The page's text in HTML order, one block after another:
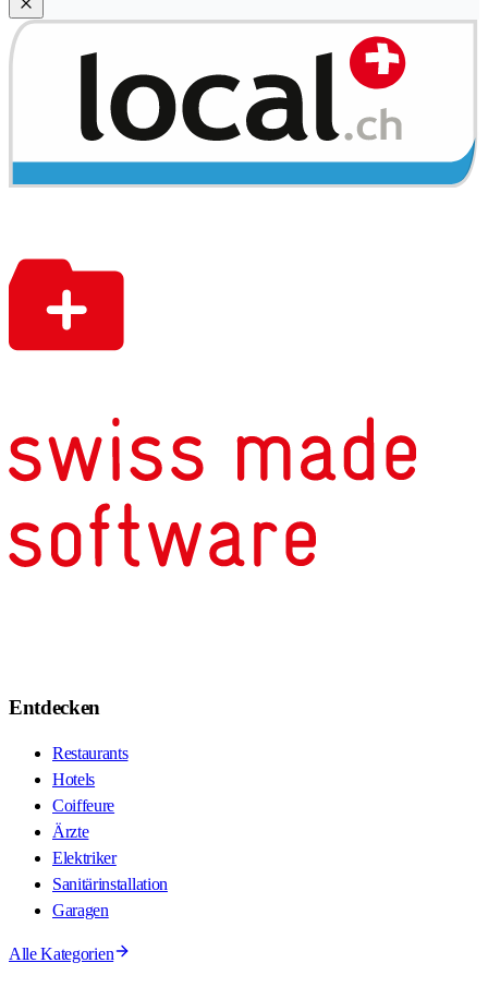
Entdecken
Restaurants
Hotels
Coiffeure
Ärzte
Elektriker
Sanitärinstallation
Garagen
Alle Kategorien